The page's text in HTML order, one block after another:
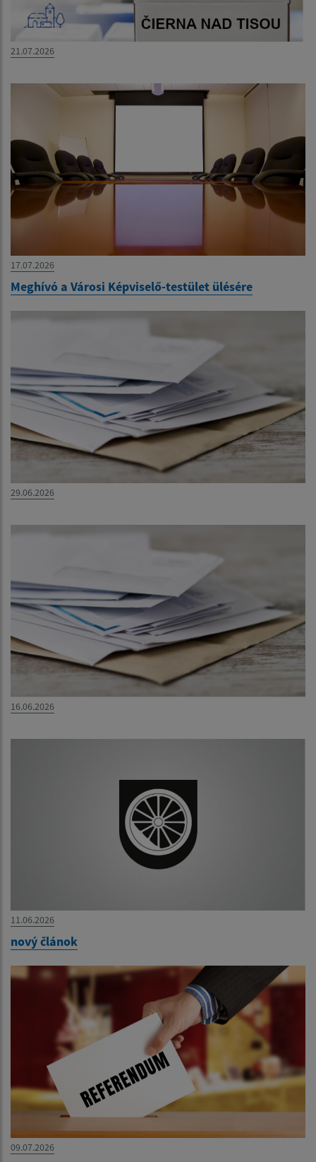
21.07.2026
17.07.2026
Meghívó a Városi Képviselő-testület ülésére
29.06.2026
16.06.2026
11.06.2026
nový článok
09.07.2026